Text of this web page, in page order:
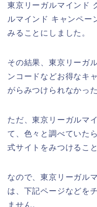
東京リーガルマインド
ルマインド キャンペー
みることにしました。
その結果、東京リーガ
ンコードなどお得なキ
がらみつけられなかっ
ただ、東京リーガルマ
て、色々と調べていた
式サイトをみつけるこ
なので、東京リーガル
は、下記ページなどを
ません。